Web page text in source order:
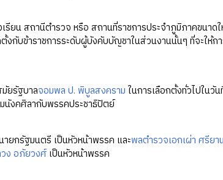
รียน สถานีตำรวจ หรือ สถานที่ราชการประจำภูมิภาคขนาด
กับข้าราชการระดับผู้บังคับบัญชาในส่วนงานนั้นๆ ที่จะให้
ยรัฐบาลจอมพล ป. พิบูลสงคราม ในการเลือกตั้งทั่วไปใน
นังคศิลากับพรรคประชาธิปัตย์
ยกรัฐมนตรี เป็นหัวหน้าพรรค และพลตำรวจเอกเผ่า ศรียา
ง อภัยวงศ์เป็นหัวหน้าพรรค